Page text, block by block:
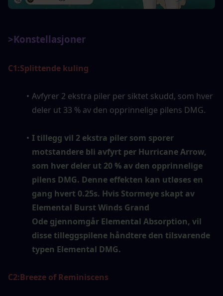
>Konstellasjoner
C1:Splittende kuling
Avfyrer 2 ekstra piler per siktet skudd, som hver
deler ut 33 % av den opprinnelige pilens DMG.
I tillegg vil 2 ekstra piler som sporer
motstandere bli avfyrt per Hurricane Arrow,
som hver deler ut 20 % av den opprinnelige
pilens DMG. Denne effekten kan utløses en
gang hvert 0.25s. Hvis Stormeye skapt av
Elemental Burst Winds Grand
Ode gjennomgår Elemental Absorption, vil
disse tilleggspilene håndtere den tilsvarende
typen Elemental DMG.
C2:Breeze of Reminiscens